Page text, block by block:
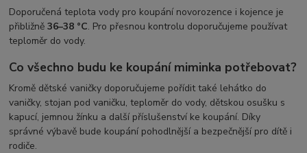
Doporučená teplota vody pro koupání novorozence i kojence je
přibližně36–38 °C. Pro přesnou kontrolu doporučujeme používat
teploměr do vody.
Co všechno budu ke koupání miminka potřebovat?
Kromě dětské vaničky doporučujeme pořídit také lehátko do
vaničky, stojan pod vaničku, teploměr do vody, dětskou osušku s
kapucí, jemnou žínku a další příslušenství ke koupání. Díky
správné výbavě bude koupání pohodlnější a bezpečnější pro dítě i
rodiče.